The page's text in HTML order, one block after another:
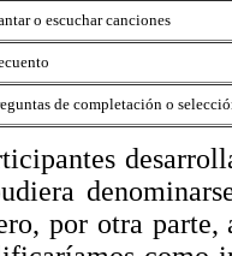
o escuchar canciones
de completación o
por otra parte,